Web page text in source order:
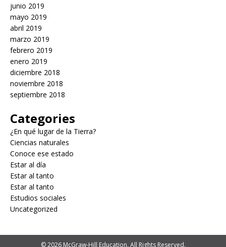
junio 2019
mayo 2019
abril 2019
marzo 2019
febrero 2019
enero 2019
diciembre 2018
noviembre 2018
septiembre 2018
Categories
¿En qué lugar de la Tierra?
Ciencias naturales
Conoce ese estado
Estar al día
Estar al tanto
Estar al tanto
Estudios sociales
Uncategorized
© 2026 McGraw-Hill Education. All Rights Reserved.